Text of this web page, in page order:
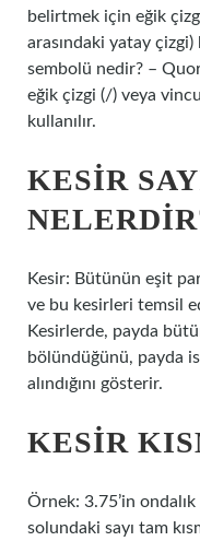
belirtmek için eğik
arasındaki yatay
sembolü nedir? –
eğik çizgi (/) veya
kullanılır.
KESIR
Kesir: Bütünün eşit
ve bu kesirleri temsil
Kesirlerde, payda
bölündüğünü, payda
alındığını gösterir.
KESIR
Örnek: 3.75’in
solundaki sayı tam